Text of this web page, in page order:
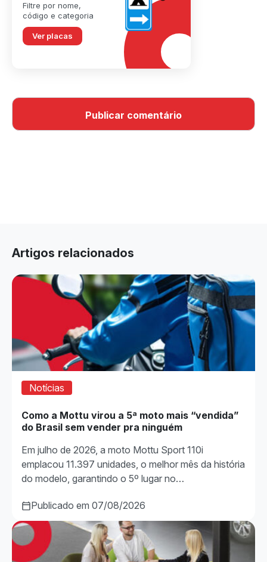
Filtre por nome,
código e categoria
Ver placas
Artigos relacionados
Notícias
Como a Mottu virou a 5ª moto mais “vendida”
do Brasil sem vender pra ninguém
Em julho de 2026, a moto Mottu Sport 110i
emplacou 11.397 unidades, o melhor mês da história
do modelo, garantindo o 5º lugar no…
Publicado em 07/08/2026